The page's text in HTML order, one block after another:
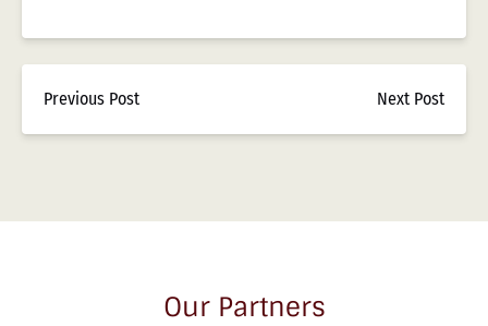
Previous Post Next Post
Our Partners